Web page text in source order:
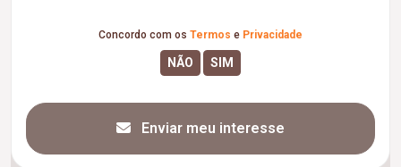
Concordo com os Termos e Privacidade
Enviar meu interesse